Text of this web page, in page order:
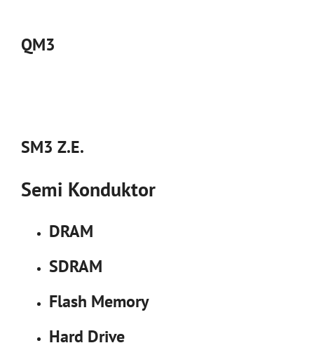
QM3
SM3 Z.E.
Semi Konduktor
DRAM
SDRAM
Flash Memory
Hard Drive